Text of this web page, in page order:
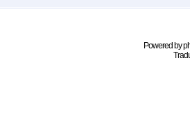
Powered by